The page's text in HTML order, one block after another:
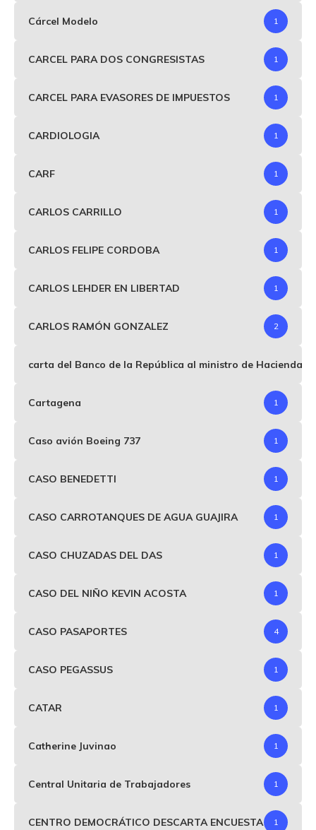
Cárcel Modelo 1
CARCEL PARA DOS CONGRESISTAS 1
CARCEL PARA EVASORES DE IMPUESTOS 1
CARDIOLOGIA 1
CARF 1
CARLOS CARRILLO 1
CARLOS FELIPE CORDOBA 1
CARLOS LEHDER EN LIBERTAD 1
CARLOS RAMÓN GONZALEZ 2
carta del Banco de la República al ministro de Hacienda
Cartagena 1
Caso avión Boeing 737 1
CASO BENEDETTI 1
CASO CARROTANQUES DE AGUA GUAJIRA 1
CASO CHUZADAS DEL DAS 1
CASO DEL NIÑO KEVIN ACOSTA 1
CASO PASAPORTES 4
CASO PEGASSUS 1
CATAR 1
Catherine Juvinao 1
Central Unitaria de Trabajadores 1
CENTRO DEMOCRÁTICO DESCARTA ENCUESTA 1